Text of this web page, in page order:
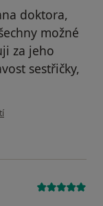
doktora,
možné
za jeho
sestřičky,
I.S.